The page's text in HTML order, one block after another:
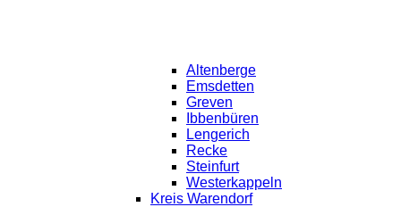
Altenberge
Emsdetten
Greven
Ibbenbüren
Lengerich
Recke
Steinfurt
Westerkappeln
Kreis Warendorf